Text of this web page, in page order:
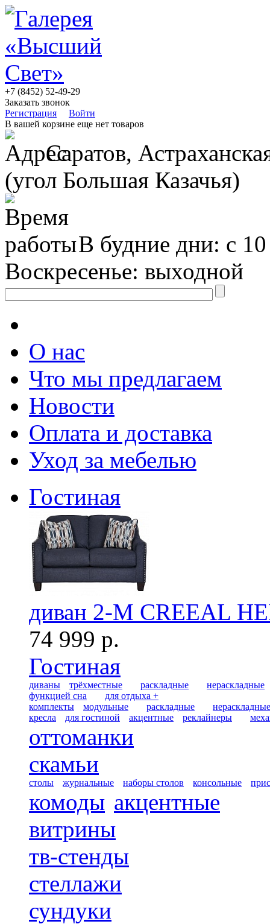
+7 (8452) 52-49-29
Заказать звонок
Регистрация
Войти
В вашей корзине еще нет товаров
Саратов,
(угол Большая Казачья)
В будние дни: с
Воскресенье: выходной
О нас
Что мы предлагаем
Новости
Оплата и доставка
Уход за мебелью
Гостиная
диван 2-М CREEAL
74 999 р.
Гостиная
диваны трёхместные раскладные
нераскладные
функцией сна
для отдыха +
комплекты
модульные раскладные
нераскладные
кресла
для гостиной акцентные реклайнеры
оттоманки
скамьи
столы журнальные наборы столов консольные
комоды акцентные
витрины
тв-стенды
стеллажи
сундуки